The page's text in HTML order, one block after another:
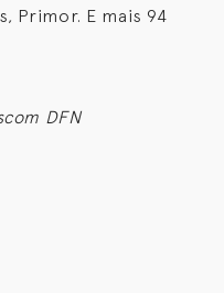
Primor. E mais 94
DFN